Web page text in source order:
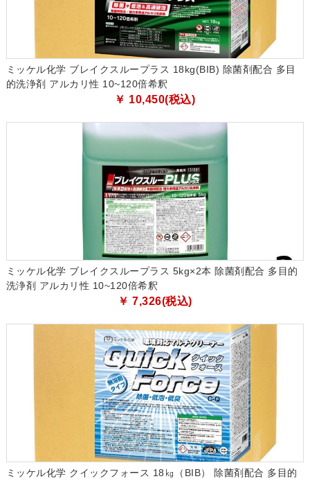
ミッケル化学 ブレイクスループラス 18kg(BIB) 除菌剤配合 多目
的洗浄剤 アルカリ性 10~120倍希釈
￥ 10,450(税込)
ミッケル化学 ブレイクスループラス 5kg×2本 除菌剤配合 多目的
洗浄剤 アルカリ性 10~120倍希釈
￥ 7,326(税込)
ミッケル化学 クイックフォース 18㎏（BIB） 除菌剤配合 多目的